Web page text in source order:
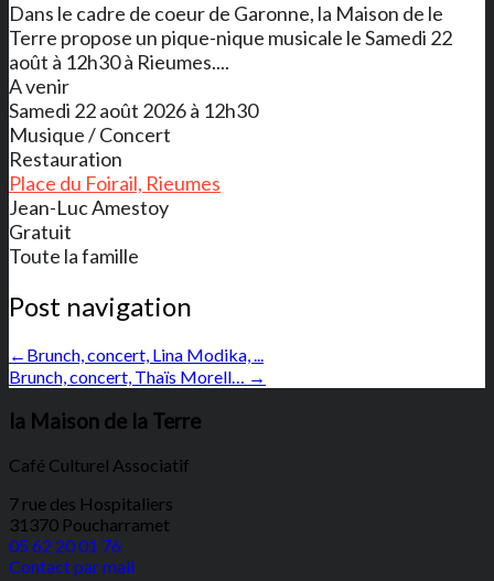
Dans le cadre de coeur de Garonne, la Maison de le
Terre propose un pique-nique musicale le Samedi 22
août à 12h30 à Rieumes....
A venir
Samedi 22 août 2026 à 12h30
Musique / Concert
Restauration
Place du Foirail, Rieumes
Jean-Luc Amestoy
Gratuit
Toute la famille
Post navigation
← Brunch, concert, Lina Modika, ...
Brunch, concert, Thaïs Morell… →
la Maison de la Terre
Café Culturel Associatif
7 rue des Hospitaliers
31370 Poucharramet
05 62 20 01 76
Contact par mail